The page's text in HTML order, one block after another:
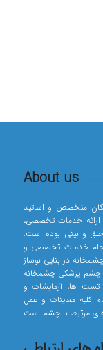
About us
جمعی از پزشکان متخصص و اساتید
خدمات تخصصی،
و بینی بوده است.
انجام خدمات تخصصی و
در بنایی نوساز
مرکز تخصصی چشم پزشکی چشمخانه
تست ها، آزمایشات و
معاینات و عمل